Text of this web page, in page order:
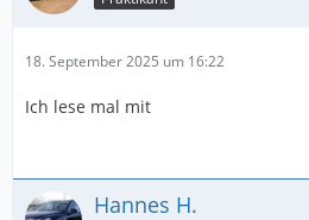
18. September 2025 um 16:22
Ich lese mal mit
Hannes H.